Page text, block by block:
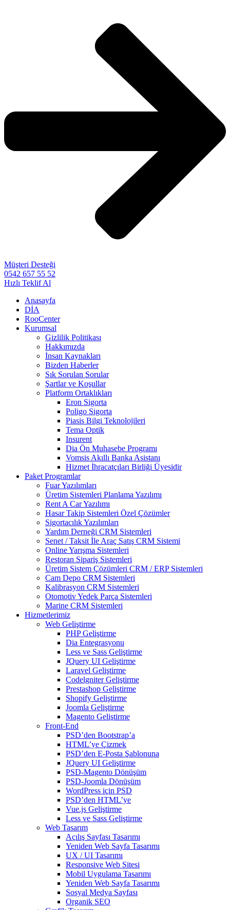
Müşteri Desteği
0542 657 55 52
Hızlı Teklif Al
Anasayfa
DİA
RooCenter
Kurumsal
Gizlilik Politikası
Hakkımızda
İnsan Kaynakları
Bizden Haberler
Sık Sorulan Sorular
Şartlar ve Koşullar
Platform Ortaklıkları
Eron Sigorta
Poligo Sigorta
Piasis Bilgi Teknolojileri
Tema Optik
Insurent
Dia Ön Muhasebe Programı
Vomsis Akıllı Banka Asistanı
Hizmet İhracatçıları Birliği Üyesidir
Paket Programlar
Fuar Yazılımları
Üretim Sistemleri Planlama Yazılımı
Rent A Car Yazılımı
Hasar Takip Sistemleri Özel Çözümler
Sigortacılık Yazılımları
Yardım Derneği CRM Sistemleri
Senet / Taksit İle Araç Satış CRM Sistemi
Online Yarışma Sistemleri
Restoran Sipariş Sistemleri
Üretim Sistem Çözümleri CRM / ERP Sistemleri
Cam Depo CRM Sistemleri
Kalibrasyon CRM Sistemleri
Otomotiv Yedek Parça Sistemleri
Marine CRM Sistemleri
Hizmetlerimiz
Web Geliştirme
PHP Geliştirme
Dia Entegrasyonu
Less ve Sass Geliştirme
JQuery UI Geliştirme
Laravel Geliştirme
Codelgniter Geliştirme
Prestashop Geliştirme
Shopify Geliştirme
Joomla Geliştirme
Magento Geliştirme
Front-End
PSD’den Bootstrap’a
HTML’ye Çizmek
PSD’den E-Posta Şablonuna
JQuery UI Geliştirme
PSD-Magento Dönüşüm
PSD-Joomla Dönüşüm
WordPress için PSD
PSD’den HTML’ye
Vue.js Geliştirme
Less ve Sass Geliştirme
Web Tasarım
Açılış Sayfası Tasarımı
Yeniden Web Sayfa Tasarımı
UX / UI Tasarımı
Responsive Web Sitesi
Mobil Uygulama Tasarımı
Yeniden Web Sayfa Tasarımı
Sosyal Medya Sayfası
Organik SEO